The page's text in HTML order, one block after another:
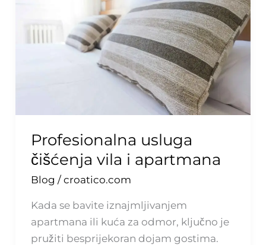
Profesionalna usluga
čišćenja vila i apartmana
Blog / croatico.com
Kada se bavite iznajmljivanjem
apartmana ili kuća za odmor, ključno je
pružiti besprijekoran dojam gostima.
apartmana